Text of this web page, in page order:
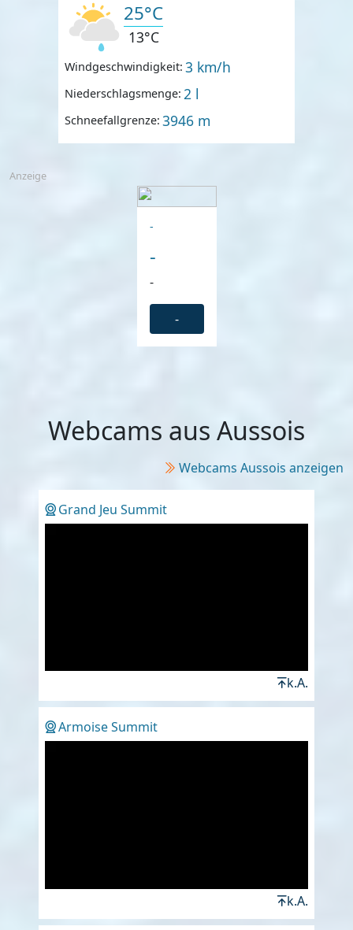
25°C
13°C
Windgeschwindigkeit: 3 km/h
Niederschlagsmenge: 2 l
Schneefallgrenze: 3946 m
Anzeige
-
-
-
-
Webcams aus Aussois
Webcams Aussois anzeigen
Grand Jeu Summit
k.A.
Armoise Summit
k.A.